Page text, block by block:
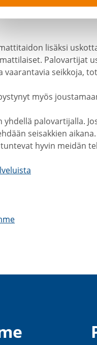
ja kahvi­tau­kojen
lisäksi
Palovar­tijat
seikkoja,
myös
palovar­ti­jalla.
seisakkien
hyvin meidän